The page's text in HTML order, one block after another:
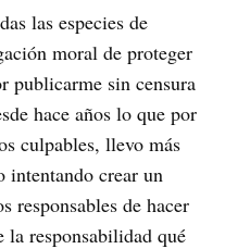
las especies de
moral de proteger
publicarme sin censura
hace años lo que por
culpables, llevo más
intentando crear un
responsables de hacer
responsabilidad qué